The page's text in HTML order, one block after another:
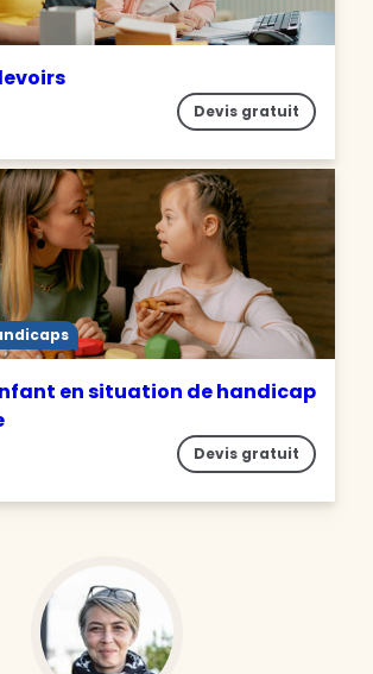
Devis gratuit
en situation de handicap
Devis gratuit